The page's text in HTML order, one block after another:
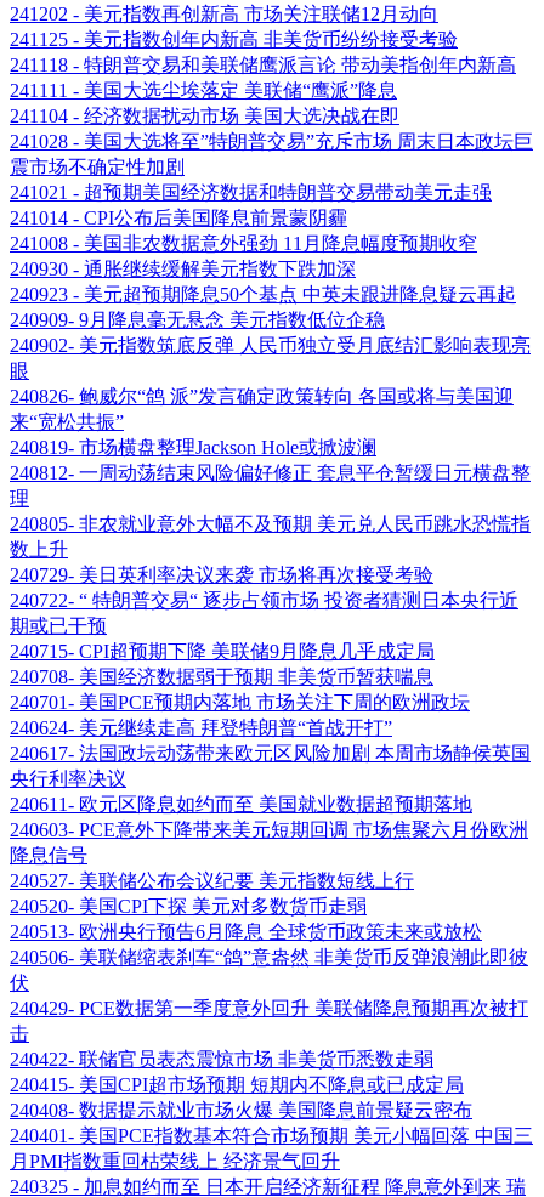
241202 - 美元指数再创新高 市场关注联储12月动向
241125 - 美元指数创年内新高 非美货币纷纷接受考验
241118 - 特朗普交易和美联储鹰派言论 带动美指创年内新高
241111 - 美国大选尘埃落定 美联储“鹰派”降息
241104 - 经济数据扰动市场 美国大选决战在即
241028 - 美国大选将至”特朗普交易”充斥市场 周末日本政坛巨
震市场不确定性加剧
241021 - 超预期美国经济数据和特朗普交易带动美元走强
241014 - CPI公布后美国降息前景蒙阴霾
241008 - 美国非农数据意外强劲 11月降息幅度预期收窄
240930 - 通胀继续缓解美元指数下跌加深
240923 - 美元超预期降息50个基点 中英未跟进降息疑云再起
240909- 9月降息毫无悬念 美元指数低位企稳
240902- 美元指数筑底反弹 人民币独立受月底结汇影响表现亮
眼
240826- 鲍威尔“鸽 派”发言确定政策转向 各国或将与美国迎
来“宽松共振”
240819- 市场横盘整理Jackson Hole或掀波澜
240812- 一周动荡结束风险偏好修正 套息平仓暂缓日元横盘整
理
240805- 非农就业意外大幅不及预期 美元兑人民币跳水恐慌指
数上升
240729- 美日英利率决议来袭 市场将再次接受考验
240722- “ 特朗普交易“ 逐步占领市场 投资者猜测日本央行近
期或已干预
240715- CPI超预期下降 美联储9月降息几乎成定局
240708- 美国经济数据弱于预期 非美货币暂获喘息
240701- 美国PCE预期内落地 市场关注下周的欧洲政坛
240624- 美元继续走高 拜登特朗普“首战开打”
240617- 法国政坛动荡带来欧元区风险加剧 本周市场静侯英国
央行利率决议
240611- 欧元区降息如约而至 美国就业数据超预期落地
240603- PCE意外下降带来美元短期回调 市场焦聚六月份欧洲
降息信号
240527- 美联储公布会议纪要 美元指数短线上行
240520- 美国CPI下探 美元对多数货币走弱
240513- 欧洲央行预告6月降息 全球货币政策未来或放松
240506- 美联储缩表刹车“鸽”意盎然 非美货币反弹浪潮此即彼
伏
240429- PCE数据第一季度意外回升 美联储降息预期再次被打
击
240422- 联储官员表态震惊市场 非美货币悉数走弱
240415- 美国CPI超市场预期 短期内不降息或已成定局
240408- 数据提示就业市场火爆 美国降息前景疑云密布
240401- 美国PCE指数基本符合市场预期 美元小幅回落 中国三
月PMI指数重回枯荣线上 经济景气回升
240325 - 加息如约而至 日本开启经济新征程 降息意外到来 瑞